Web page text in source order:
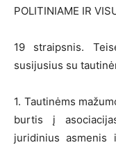
POLITINIAME IR
19 straipsnis.
susijusius su
1. Tautinėms
burtis į
juridinius asmenis